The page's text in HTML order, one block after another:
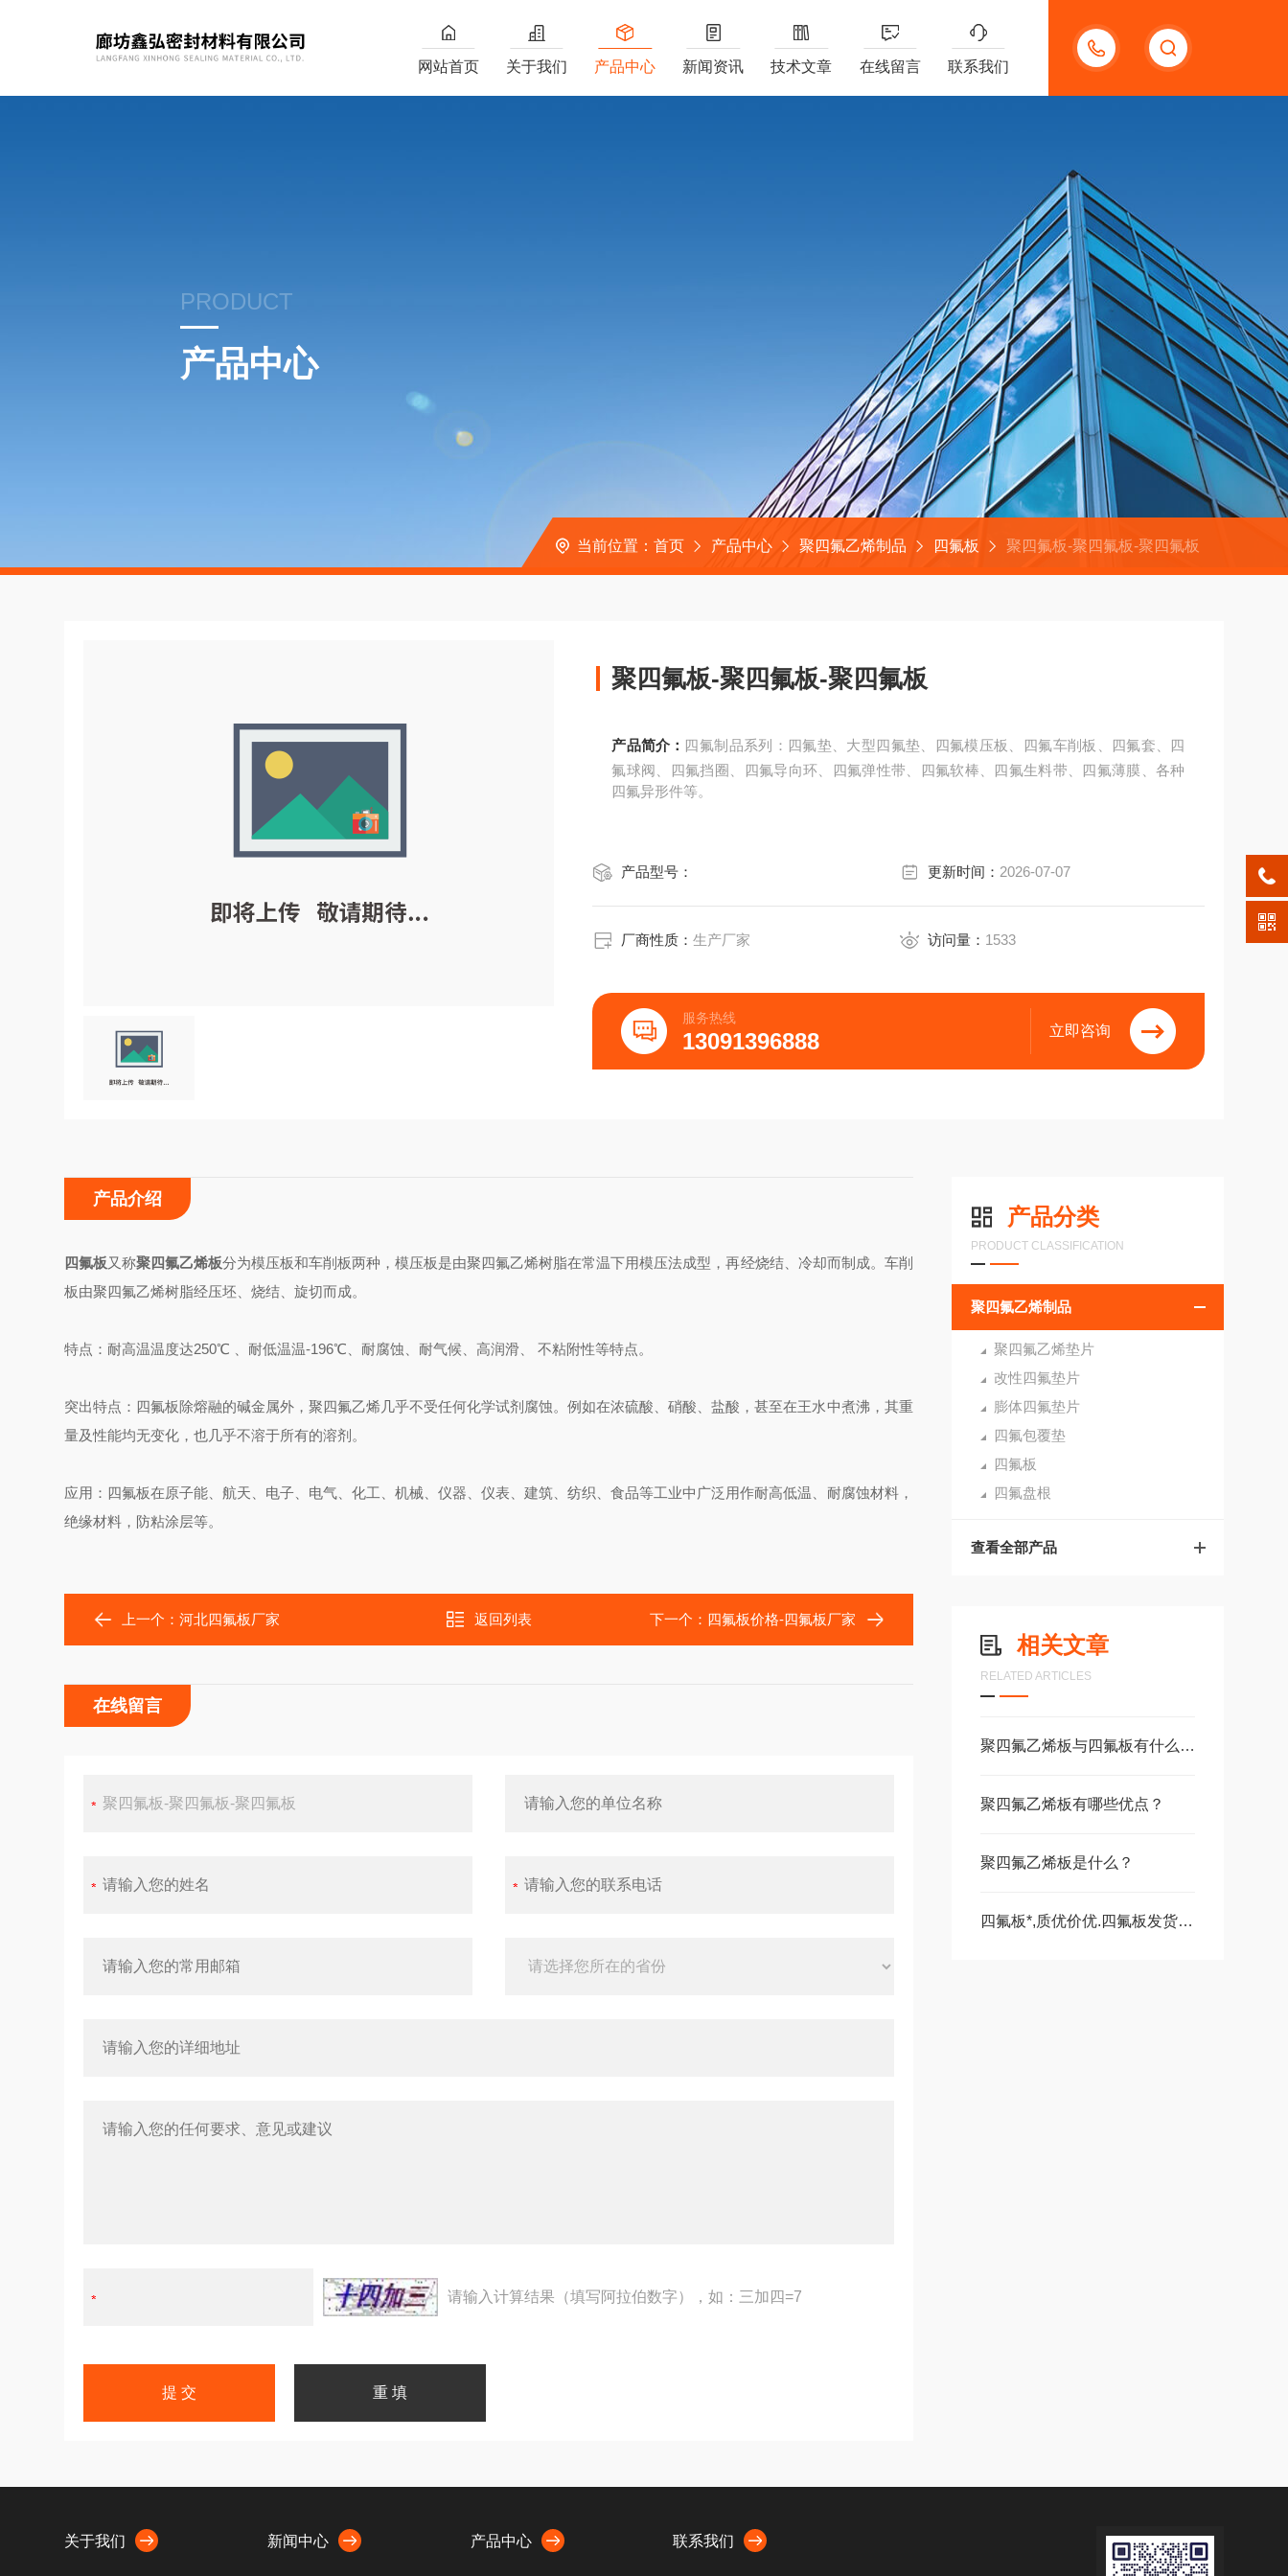
13191957898
网站首页 关于我们 产品中心 新闻资讯 技术文章 在线留言 联系我们
PRODUCT
产品中心
当前位置： 首页 产品中心 聚四氟乙烯制品 四氟板 聚四氟板-聚四氟板-聚四氟板
聚四氟板-聚四氟板-聚四氟板
产品简介： 四氟制品系列：四氟垫、大型四氟垫、四氟模压板、四氟车削板、四氟套、四
氟球阀、四氟挡圈、四氟导向环、四氟弹性带、四氟软棒、四氟生料带、四氟薄膜、各种
四氟异形件等。
产品型号： 更新时间： 2026-07-07
厂商性质：生产厂家 访问量： 1533
服务热线
13091396888 立即咨询
产品分类
PRODUCT CLASSIFICATION
聚四氟乙烯制品
聚四氟乙烯垫片
改性四氟垫片
膨体四氟垫片
四氟包覆垫
四氟板
四氟盘根
查看全部产品
相关文章
RELATED ARTICLES
聚四氟乙烯板与四氟板有什么区别
聚四氟乙烯板有哪些优点？
聚四氟乙烯板是什么？
四氟板*,质优价优.四氟板发货快,型号齐全.l廊坊宇通您的!
产品介绍
四氟板又称聚四氟乙烯板分为模压板和车削板两种，模压板是由聚四氟乙烯树脂在常温下用模压法成型，再经烧结、冷却而制成。车削
板由聚四氟乙烯树脂经压坯、烧结、旋切而成。
特点：耐高温温度达250℃ 、耐低温温-196℃、耐腐蚀、耐气候、高润滑、 不粘附性等特点。
突出特点：四氟板除熔融的碱金属外，聚四氟乙烯几乎不受任何化学试剂腐蚀。例如在浓硫酸、硝酸、盐酸，甚至在王水中煮沸，其重
量及性能均无变化，也几乎不溶于所有的溶剂。
应用：四氟板在原子能、航天、电子、电气、化工、机械、仪器、仪表、建筑、纺织、食品等工业中广泛用作耐高低温、耐腐蚀材料，
绝缘材料，防粘涂层等。
上一个：河北四氟板厂家 返回列表 下一个： 四氟板价格-四氟板厂家
在线留言
请输入计算结果（填写阿拉伯数字），如：三加四=7
关于我们 新闻中心 产品中心 联系我们